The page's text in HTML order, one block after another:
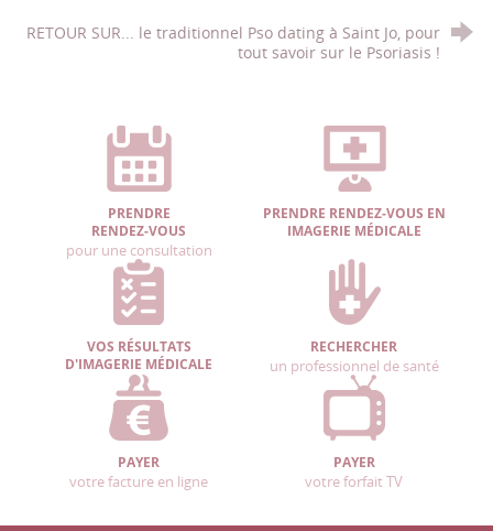
RETOUR SUR... le traditionnel Pso dating à Saint Jo, pour
tout savoir sur le Psoriasis !
PRENDRE
RENDEZ-VOUS
pour une consultation
PRENDRE RENDEZ-VOUS EN
IMAGERIE MÉDICALE
VOS RÉSULTATS
D'IMAGERIE MÉDICALE
RECHERCHER
un professionnel de santé
PAYER
votre facture en ligne
PAYER
votre forfait TV